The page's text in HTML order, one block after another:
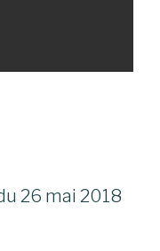
26 mai 2018